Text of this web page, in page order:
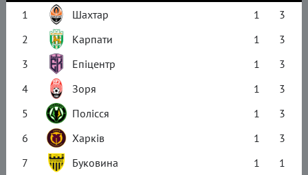
1
Шахтар 1
3
2
Карпати 1
3
3
Епіцентр 1
3
4
Зоря 1
3
5
Полісся 1
3
6
Харків 1
3
7
Буковина 1
1